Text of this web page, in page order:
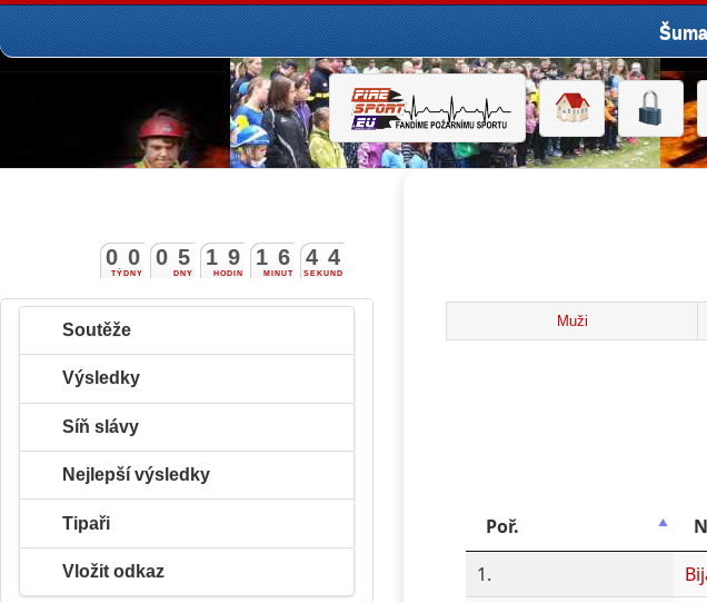
Muži
Poř.
1.
TÝDNY
0 0
DNY
0 5
HODIN
1 9
MINUT
1 6
SEKUND
4 4
Soutěže
Výsledky
Síň slávy
Nejlepší výsledky
Tipaři
Vložit odkaz